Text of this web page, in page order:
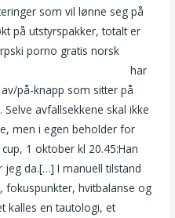
som vil lønne seg på
på utstyrspakker, totalt er
porno gratis norsk
har
på-knapp som sitter på
avfallsekkene skal ikke
men i egen beholder for
1 oktober kl 20.45:Han
jeg da.[…] I manuell tilstand
fokuspunkter, hvitbalanse og
kalles en tautologi, et